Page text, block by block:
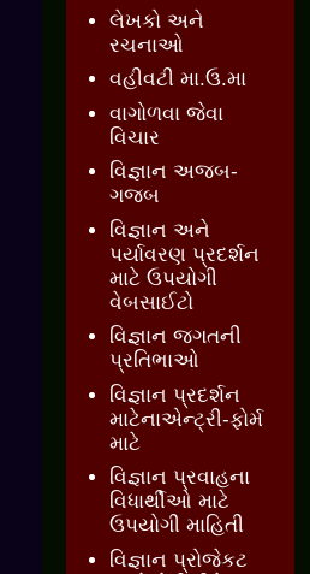
લેખકો અને
રચનાઓ
વહીવટી મા.ઉ.મા
વાગોળવા જેવા
વિચાર
વિજ્ઞાન અજબ-
ગજબ
વિજ્ઞાન અને
પર્યાવરણ પ્રદર્શન
માટે ઉપયોગી
વેબસાઈટો
વિજ્ઞાન જગતની
પ્રતિભાઓ
વિજ્ઞાન પ્રદર્શન
માટેનાએન્ટ્રી-ફોર્મ
માટે
વિજ્ઞાન પ્રવાહના
વિધાર્થીઓ માટે
ઉપયોગી માહિતી
વિજ્ઞાન પ્રોજેકટ